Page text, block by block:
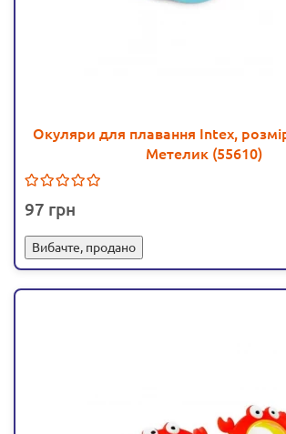
Окуляри для плавання Intex,
Метелик (55610)
97
Вибачте, продано